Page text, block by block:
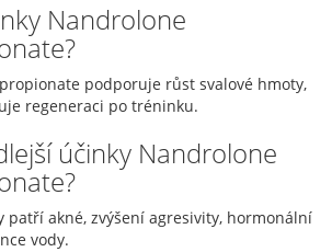
Nandrolone
podporuje růst svalové hmoty,
regeneraci po tréninku.
účinky Nandrolone
patří akné, zvýšení agresivity, hormonální
vody.